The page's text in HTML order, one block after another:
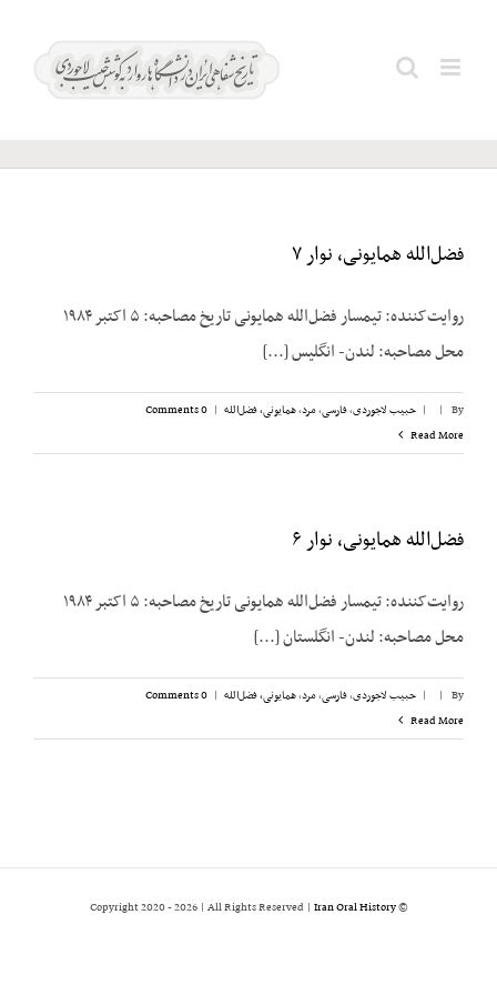
ملا
Search
فضل‌الله همایونی، نوار ۷
روایت‌کننده: تیمسار فضل‌الله همایونی تاریخ مصاحبه: ۵ اکتبر ۱۹۸۴
محل مصاحبه: لندن- انگلیس [...]
By
|
| حبیب لاجوردی,فارسی,مرد,همایونی، فضل‌الله |
0 Comments
Read More
فضل‌الله همایونی، نوار ۶
روایت‌کننده: تیمسار فضل‌الله همایونی تاریخ مصاحبه: ۵ اکتبر ۱۹۸۴
محل مصاحبه: لندن- انگلستان [...]
By
|
| حبیب لاجوردی,فارسی,مرد,همایونی، فضل‌الله |
0 Comments
Read More
© Copyright 2020 -
2026 | All Rights Reserved | Iran Oral History